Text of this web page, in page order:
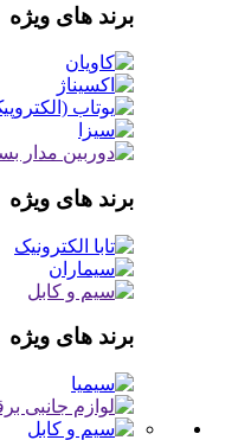
برند های ویژه
برند های ویژه
برند های ویژه